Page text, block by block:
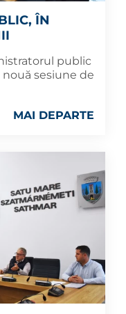
ÎN
public
sesiune de
MAI DEPARTE